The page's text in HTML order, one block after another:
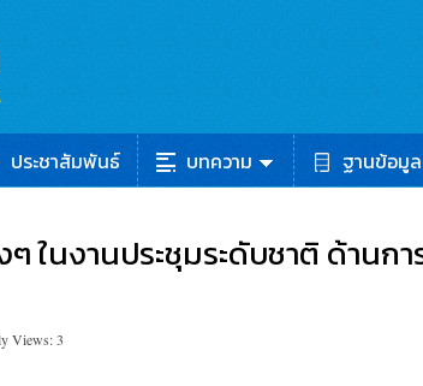
ประชาสัมพันธ์ บทความ ฐานข้อมูล
ในงานประชุมระดับชาติ ด้านก
Views: 3